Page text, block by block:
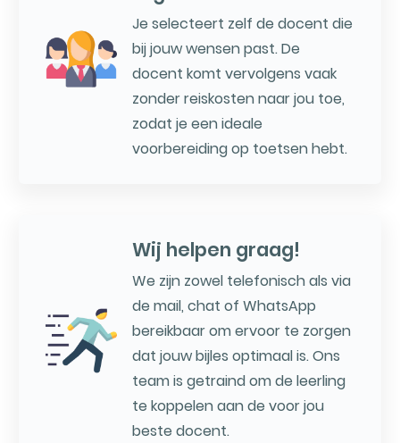
Je selecteert zelf de docent die
bij jouw wensen past. De
docent komt vervolgens vaak
zonder reiskosten naar jou toe,
zodat je een ideale
voorbereiding op toetsen hebt.
Wij helpen graag!
We zijn zowel telefonisch als via
de mail, chat of WhatsApp
bereikbaar om ervoor te zorgen
dat jouw bijles optimaal is. Ons
team is getraind om de leerling
te koppelen aan de voor jou
beste docent.